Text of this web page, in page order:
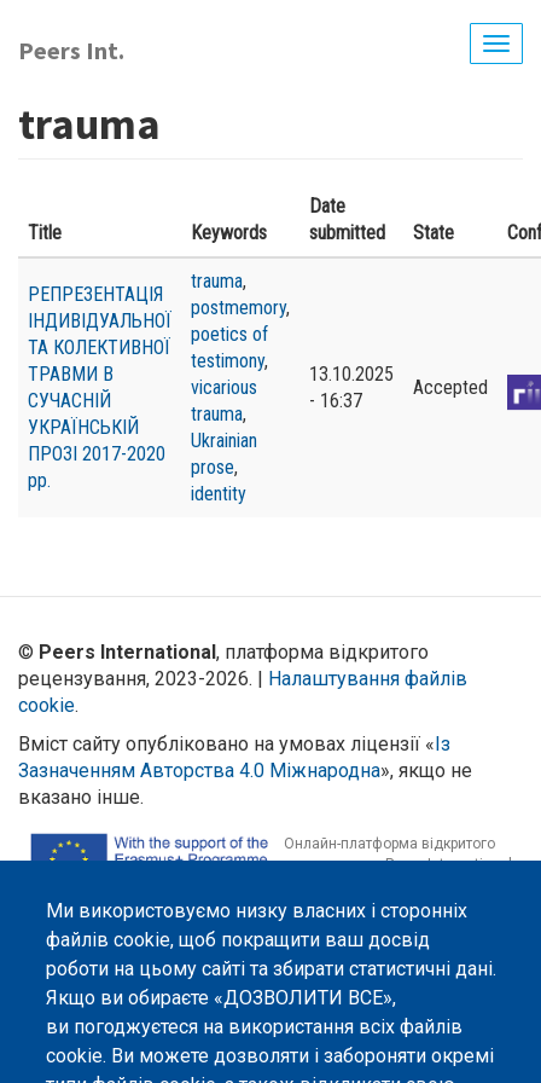
до
основного
Peers Int.
trauma
Title Keywords
Date
submitted
State
РЕПРЕЗЕНТАЦІЯ
ІНДИВІДУАЛЬНОЇ
ТА КОЛЕКТИВНОЇ
ТРАВМИ В
СУЧАСНІЙ
УКРАЇНСЬКІЙ
ПРОЗІ 2017-2020
рр.
trauma,
postmemory,
poetics of
testimony,
vicarious
trauma,
Ukrainian
prose,
identity
13.10.2025
- 16:37
Accepted
Ми використовуємо низку власних і сторонніх
файлів cookie, щоб покращити ваш досвід
роботи на цьому сайті та збирати статистичні дані.
Якщо ви обираєте «ДОЗВОЛИТИ ВСЕ»,
ви погоджуєтеся на використання всіх файлів
cookie. Ви можете дозволяти і забороняти окремі
© Peers International, платформа відкритого
рецензування, 2023-2026. | Налаштування файлів
cookie.
Вміст сайту опубліковано на умовах ліцензії «Із
Зазначенням Авторства 4.0 Міжнародна», якщо не
вказано інше.
Онлайн-платформа відкритого
рецензування Peers International
за сприяння Програми Європейського Союзу Erasmus+ у межах проєкту
OPTIMA (618940-EPP-1-2020-1-UA-EPPKA2-CBHE-JP). Підтримка
Єврокомісією створення цього вебсайту не означає схвалення його
змісту, який відображає виключно погляди авторів. Єврокомісія не
несе відповідальності за будь-яке використання інформації, розміщеної
на цьому вебсайті.